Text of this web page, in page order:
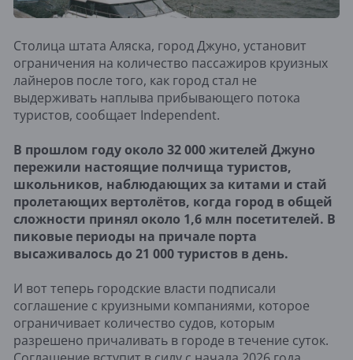
Столица штата Аляска, город Джуно, установит
ограничения на количество пассажиров круизных
лайнеров после того, как город стал не
выдерживать наплыва прибывающего потока
туристов, сообщает Independent.
В прошлом году около 32 000 жителей Джуно
пережили настоящие полчища туристов,
школьников, наблюдающих за китами и стай
пролетающих вертолётов, когда город в общей
сложности принял около 1,6 млн посетителей. В
пиковые периоды на причале порта
высаживалось до 21 000 туристов в день.
И вот теперь городские власти подписали
соглашение с круизными компаниями, которое
ограничивает количество судов, которым
разрешено причаливать в городе в течение суток.